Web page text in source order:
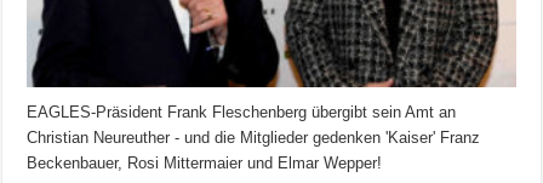
EAGLES-Präsident Frank Fleschenberg übergibt sein Amt an
Christian Neureuther - und die Mitglieder gedenken 'Kaiser' Franz
Beckenbauer, Rosi Mittermaier und Elmar Wepper!